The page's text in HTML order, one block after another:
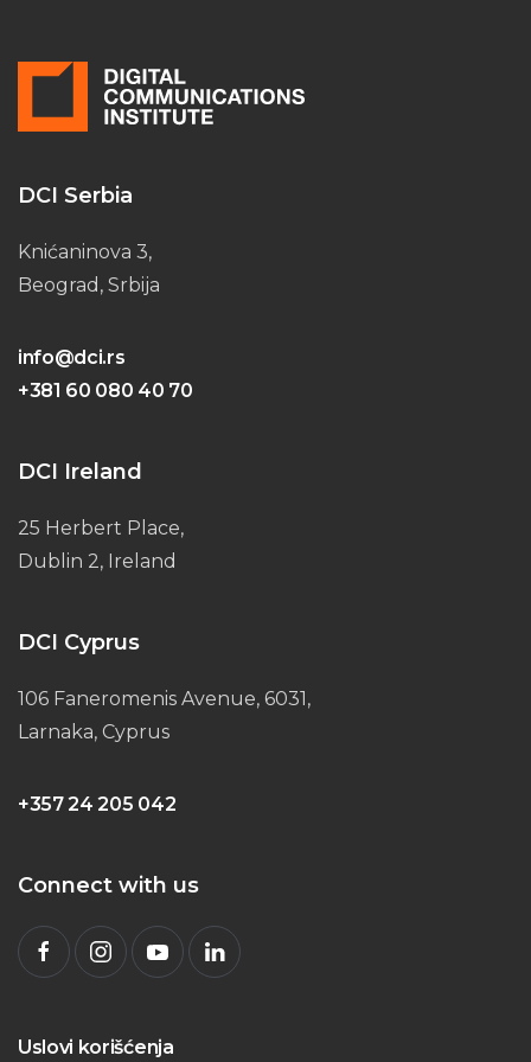
DCI Serbia
Knićaninova 3,
Beograd, Srbija
info@dci.rs
+381 60 080 40 70
DCI Ireland
25 Herbert Place,
Dublin 2, Ireland
DCI Cyprus
106 Faneromenis Avenue, 6031,
Larnaka, Cyprus
+357 24 205 042
Connect with us
Uslovi korišćenja